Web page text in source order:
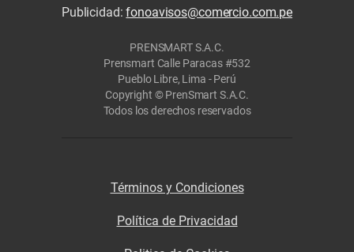
Publicidad:fonoavisos@comercio.com.pe
PRENSMART S.A.C.
Prensmart Calle Paracas #532
Pueblo Libre, Lima - Perú
Copyright © PrenSmart S.A.C.
Todos los derechos reservados
Términos y Condiciones
Política de Privacidad